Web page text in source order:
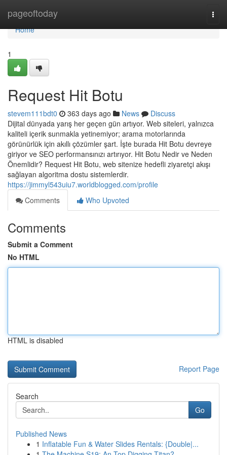
pageoftoday
Home
Home
1
Request Hit Botu
stevem111bdt0 363 days ago News
Discuss
Dijital dünyada yarış her geçen gün artıyor. Web siteleri, yalnızca
kaliteli içerik sunmakla yetinemiyor; arama motorlarında
görünürlük için akıllı çözümler şart. İşte burada Hit Botu devreye
giriyor ve SEO performansınızı artırıyor. Hit Botu Nedir ve Neden
Önemlidir? Request Hit Botu, web sitenize hedefli ziyaretçi akışı
sağlayan algoritma dostu sistemlerdir.
https://jimmyl543uiu7.worldblogged.com/profile
Comments
Who Upvoted
Comments
Submit a Comment
No HTML
HTML is disabled
Report Page
Search
Go
Published News
1 Inflatable Fun & Water Slides Rentals: {Double|...